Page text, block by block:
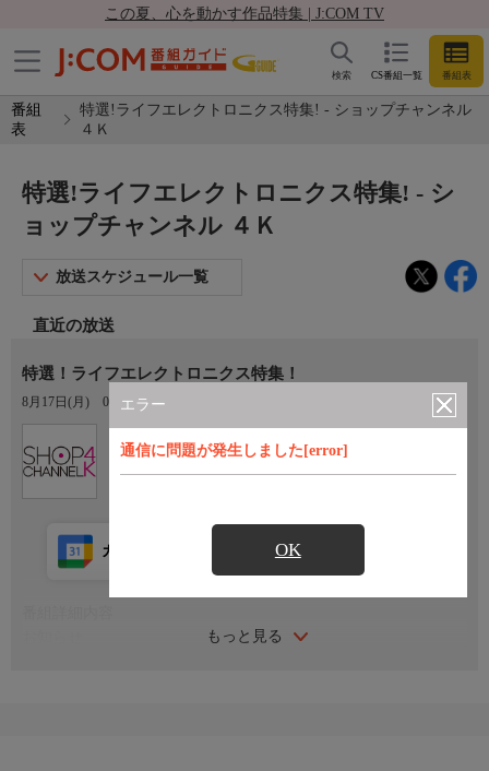
この夏、心を動かす作品特集 | J:COM TV
CS番組一覧 番組表
検索
番組
表
特選!ライフエレクトロニクス特集! - ショップチャンネル
４Ｋ
エラー
通信に問題が発生しました[error]
OK
特選!ライフエレクトロニクス特集! - シ
ョップチャンネル ４Ｋ
放送スケジュール一覧
直近の放送
特選！ライフエレクトロニクス特集！
8月17日(月) 05:00〜06:00
ショップチャンネル ４Ｋ
もっと見る
カレンダー登録 アプリ視聴